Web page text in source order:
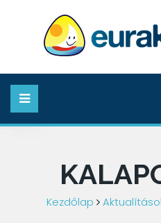
Kezdőlap